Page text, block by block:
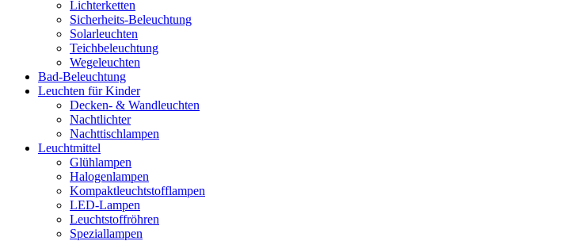
Lichterketten
Sicherheits-Beleuchtung
Solarleuchten
Teichbeleuchtung
Wegeleuchten
Bad-Beleuchtung
Leuchten für Kinder
Decken- & Wandleuchten
Nachtlichter
Nachttischlampen
Leuchtmittel
Glühlampen
Halogenlampen
Kompaktleuchtstofflampen
LED-Lampen
Leuchtstoffröhren
Speziallampen